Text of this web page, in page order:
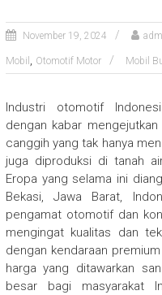
November 19, 2024
Mobil , Otomotif Motor Mobil
Industri otomotif
dengan kabar mengejutkan
canggih yang tak hanya
juga diproduksi di tanah
Eropa yang selama ini
Bekasi, Jawa Barat,
pengamat otomotif dan
mengingat kualitas dan
dengan kendaraan
harga yang ditawarkan
besar bagi masyarakat